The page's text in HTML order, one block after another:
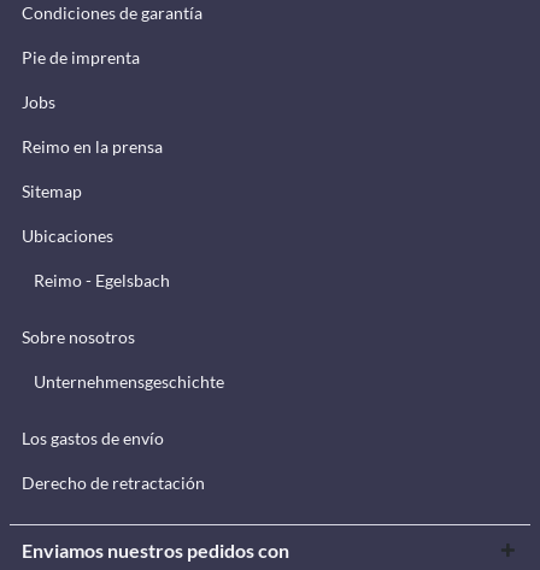
Condiciones de garantía
Pie de imprenta
Jobs
Reimo en la prensa
Sitemap
Ubicaciones
Reimo - Egelsbach
Sobre nosotros
Unternehmensgeschichte
Los gastos de envío
Derecho de retractación
Enviamos nuestros pedidos con